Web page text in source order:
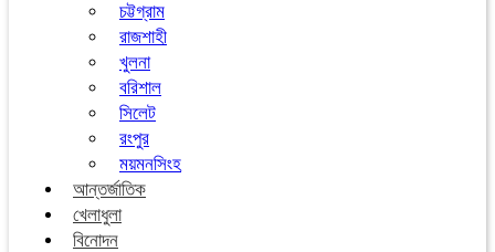
চট্টগ্রাম
রাজশাহী
খুলনা
বরিশাল
সিলেট
রংপুর
ময়মনসিংহ
আন্তর্জাতিক
খেলাধুলা
বিনোদন